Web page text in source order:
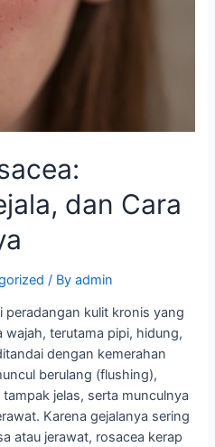
dan Cara
/ Byadmin
peradangan kulit kronis yang
wajah, terutama pipi, hidung,
dengan kemerahan
berulang (flushing),
jelas, serta munculnya
Karena gejalanya sering
atau jerawat, rosacea kerap